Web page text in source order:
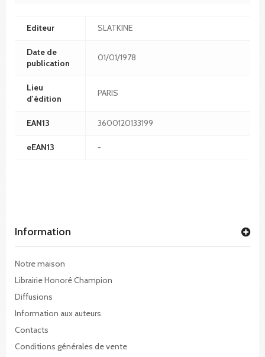
Editeur SLATKINE
Date de
publication
01/01/1978
Lieu
d'édition
PARIS
EAN13 3600120133199
eEAN13 -
Information
Notre maison
Librairie Honoré Champion
Diffusions
Information aux auteurs
Contacts
Conditions générales de vente